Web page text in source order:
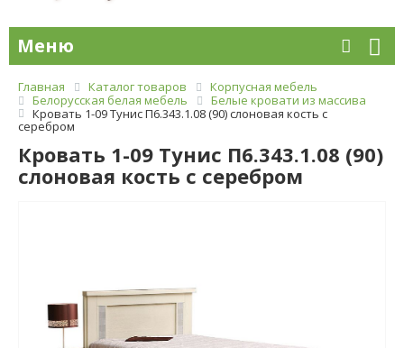
Меню
Главная Каталог товаров
Корпусная мебель
Белорусская белая мебель
Белые кровати из массива
Кровать 1-09 Тунис П6.343.1.08 (90) слоновая кость с
серебром
Кровать 1-09 Тунис П6.343.1.08 (90)
слоновая кость с серебром